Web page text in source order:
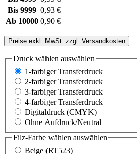
Bis 9999 0,93 €
Ab 10000 0,90 €
Preise exkl. MwSt. zzgl. Versandkosten
Druck wählen auswählen
1-farbiger Transferdruck
2-farbiger Transferdruck
3-farbiger Transferdruck
4-farbiger Transferdruck
Digitaldruck (CMYK)
Ohne Aufdruck/Neutral
Filz-Farbe wählen auswählen
Beige (RT523)